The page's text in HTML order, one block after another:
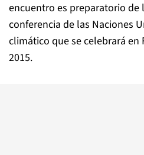
encuentro es preparatorio de
conferencia de las Naciones
climático que se celebrará en
2015.